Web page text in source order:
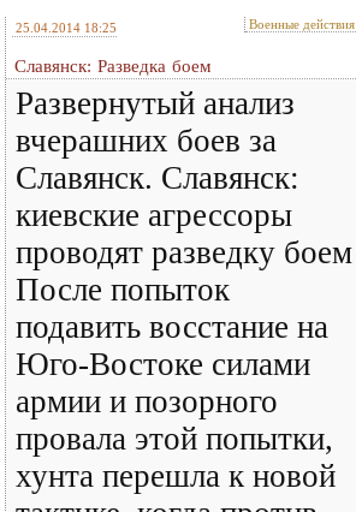
25.04.2014 18:25 Военные действия
Славянск: Разведка боем
Развернутый анализ
вчерашних боев за
Славянск. Славянск:
киевские агрессоры
проводят разведку боем
После попыток
подавить восстание на
Юго-Востоке силами
армии и позорного
провала этой попытки,
хунта перешла к новой